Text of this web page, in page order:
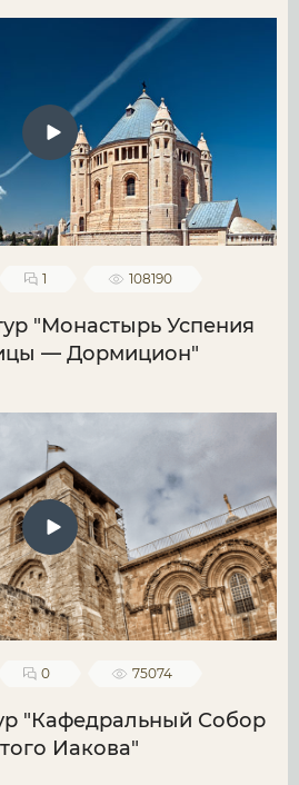
1 108190
"Монастырь Успения
— Дормицион"
0 75074
"Кафедральный Собор
Иакова"